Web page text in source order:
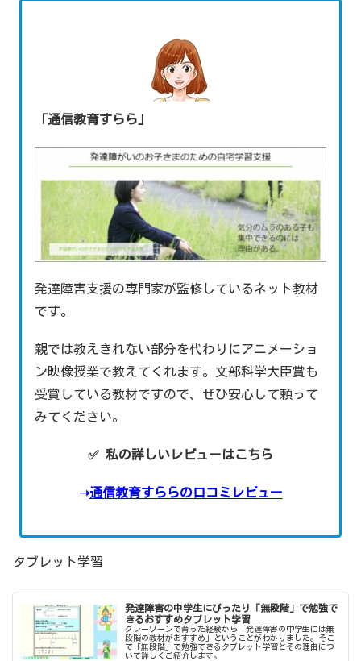
「通信教育すらら」
発達障害支援の専門家が監修しているネット教材
です。
親では教えきれない部分を代わりにアニメーショ
ン映像授業で教えてくれます。文部科学大臣賞も
受賞している教材ですので、ぜひ安心して頼って
みてください。
✅ 私の詳しいレビューはこちら
➝通信教育すららの口コミレビュー
タブレット学習
発達障害の中学生にぴったり「無段階」で勉強で
きるおすすめタブレット学習
グレーゾーンで育った経験から「発達障害の中学生には無
段階の教材がおすすめ」ということがわかりました。そこ
で「無段階」で勉強できるタブレット学習とその理由につ
いて詳しくご紹介します。